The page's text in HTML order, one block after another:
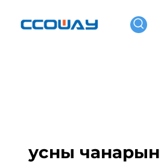
усны чанарын